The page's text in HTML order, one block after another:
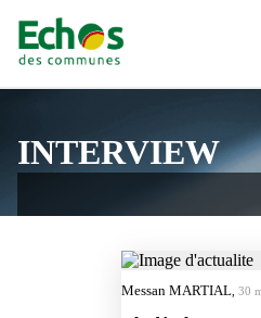
INTERVIEW
Messan MARTIAL 30